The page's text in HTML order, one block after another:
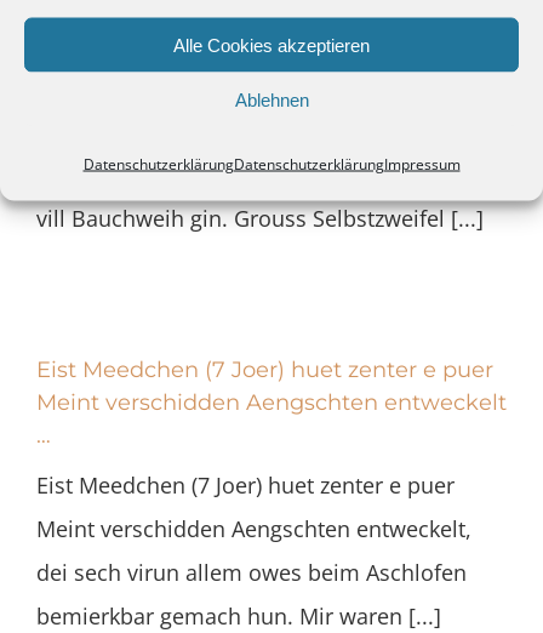
Alle Cookies akzeptieren
Ablehnen
DatenschutzerklärungDatenschutzerklärungImpressum
Eisen Jong haat grouss Prüfungsangscht …
Mir hun d'Cindy opgesicht well eisen Jong
Mathe huet him vill Nuechten ouni Schlof an
vill Bauchweih gin. Grouss Selbstzweifel [...]
Eist Meedchen (7 Joer) huet zenter e puer
Meint verschidden Aengschten entweckelt
…
Eist Meedchen (7 Joer) huet zenter e puer
Meint verschidden Aengschten entweckelt,
dei sech virun allem owes beim Aschlofen
bemierkbar gemach hun. Mir waren [...]